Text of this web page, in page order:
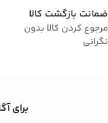
ضمانت بازگشت کالا
مرجوع کردن کالا بدون
نگرانی
برای